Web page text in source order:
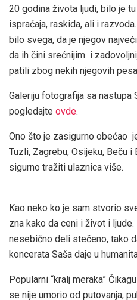
20 godina života ljudi, bilo je
ispraćaja, raskida, ali i
bilo svega, da je njegov
da ih čini srećnijim i
patili zbog nekih njegovih
Galeriju fotografija sa nastupa
pogledajte ovde.
Ono što je zasigurno obećao
Tuzli, Zagrebu, Osijeku, Beču
sigurno tražiti ulaznica više.
Kao neko ko je sam stvorio
zna kako da ceni i život i
nesebično deli stečeno, tako
koncerata Saša daje u
Popularni “kralj meraka”
se nije umorio od putovanja,